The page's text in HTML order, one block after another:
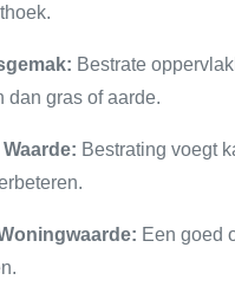
Bestrate
dan gras of aarde.
Bestrating voegt
Een goed